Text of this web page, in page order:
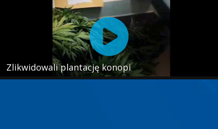
Zlikwidowali plantację konopi